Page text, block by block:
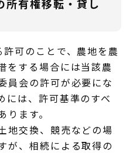
所有権移転・貸し
可のことで、農地を農
をする場合には当該農
員会の許可が必要にな
には、許可基準のすべ
ます。
地交換、競売などの場
が、相続による取得の